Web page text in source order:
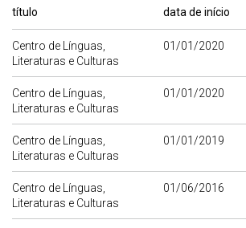
título data de início
Centro de Línguas,
Literaturas e Culturas
01/01/2020
Centro de Línguas,
Literaturas e Culturas
01/01/2020
Centro de Línguas,
Literaturas e Culturas
01/01/2019
Centro de Línguas,
Literaturas e Culturas
01/06/2016